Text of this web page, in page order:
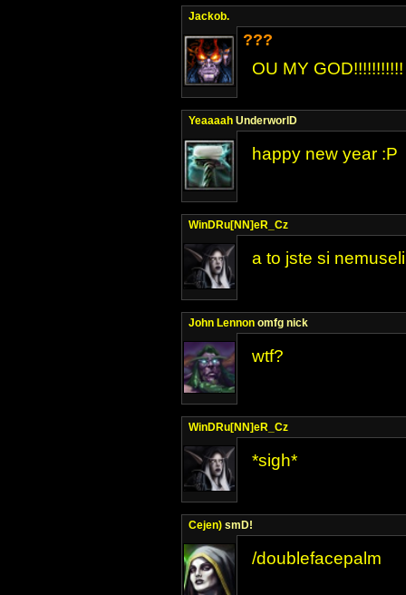
Jackob.
???
OU MY GOD!!!!!!!!!!!
Yeaaaah UnderworlD
happy new year :P
WinDRu[NN]eR_Cz
a to jste si
John Lennon omfg nick
wtf?
WinDRu[NN]eR_Cz
*sigh*
Cejen) smD!
/doublefacepalm